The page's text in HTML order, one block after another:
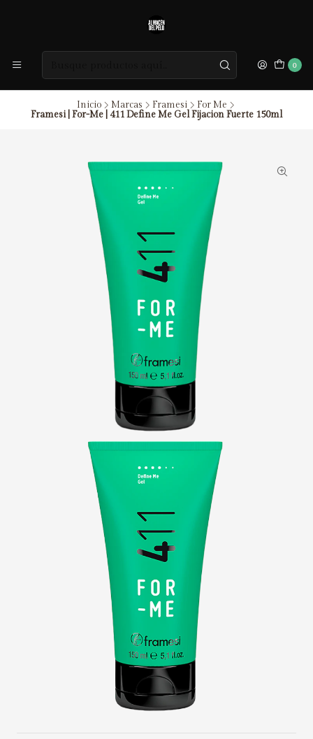
0
Inicio Marcas Framesi
For Me
Framesi | For-Me | 411 Define Me Gel Fijacion Fuerte 150ml